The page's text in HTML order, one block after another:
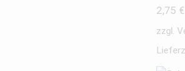
2,75 €
zzgl.